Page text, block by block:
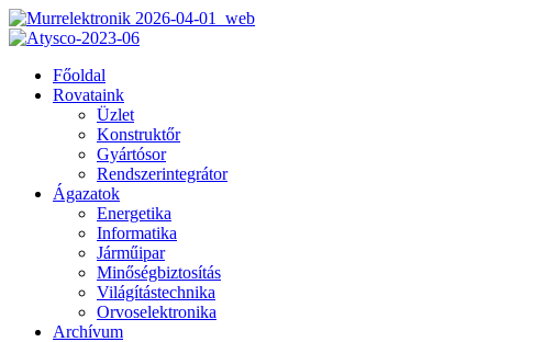
Főoldal
Rovataink
Üzlet
Konstruktőr
Gyártósor
Rendszerintegrátor
Ágazatok
Energetika
Informatika
Járműipar
Minőségbiztosítás
Világítástechnika
Orvoselektronika
Archívum